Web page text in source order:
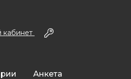
кабинет
Анкета